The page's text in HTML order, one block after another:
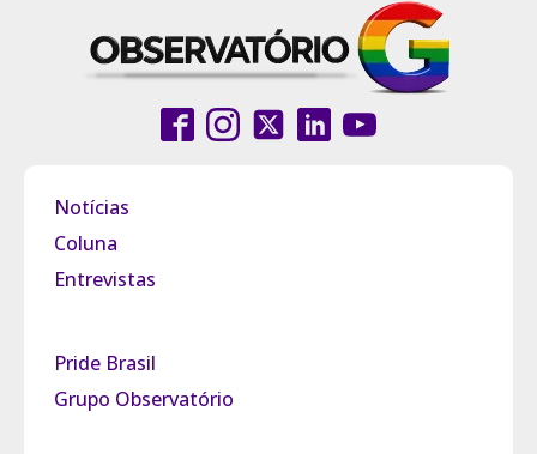
Notícias
Coluna
Entrevistas
Pride Brasil
Grupo Observatório